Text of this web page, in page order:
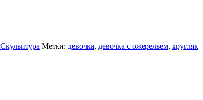
Скульптура Метки: девочка, девочка с ожерельем, кругляк